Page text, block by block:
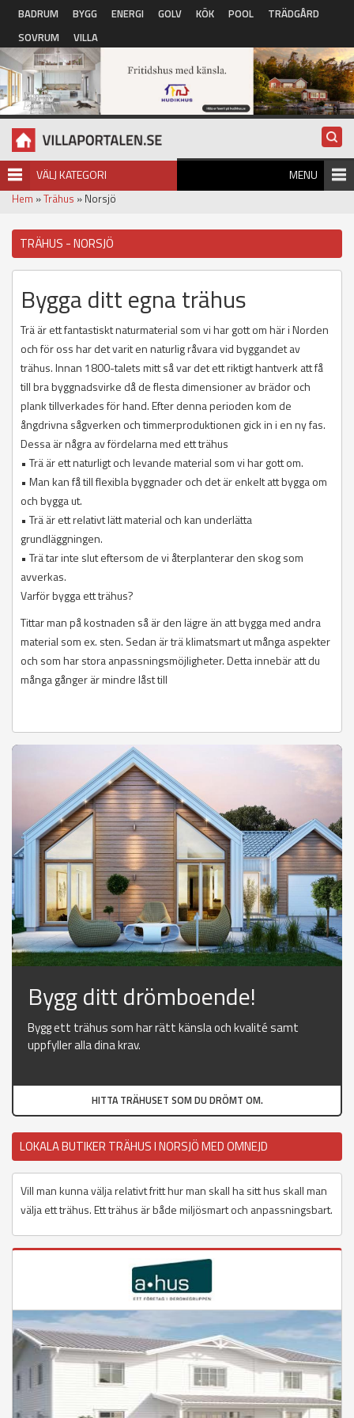
Hoppa till huvudinnehåll
BADRUM BYGG ENERGI GOLV KÖK POOL
TRÄDGÅRD
SOVRUM
VILLA
VÄLJ KATEGORI MENU
Hem »Trähus » Norsjö
TRÄHUS - NORSJÖ
Bygga ditt egna trähus
Trä är ett fantastiskt naturmaterial som vi har gott om här i Norden
och för oss har det varit en naturlig råvara vid byggandet av
trähus. Innan 1800-talets mitt så var det ett riktigt hantverk att få
till bra byggnadsvirke då de flesta dimensioner av brädor och
plank tillverkades för hand. Efter denna perioden kom de
ångdrivna sågverken och timmerproduktionen gick in i en ny fas.
Dessa är några av fördelarna med ett trähus
• Trä är ett naturligt och levande material som vi har gott om.
• Man kan få till flexibla byggnader och det är enkelt att bygga om
och bygga ut.
• Trä är ett relativt lätt material och kan underlätta
grundläggningen.
• Trä tar inte slut eftersom de vi återplanterar den skog som
avverkas.
Varför bygga ett trähus?
Tittar man på kostnaden så är den lägre än att bygga med andra
material som ex. sten. Sedan är trä klimatsmart ut många aspekter
och som har stora anpassningsmöjligheter. Detta innebär att du
många gånger är mindre låst till
Bygg ditt drömboende!
Bygg ett trähus som har rätt känsla och kvalité samt
uppfyller alla dina krav.
HITTA TRÄHUSET SOM DU DRÖMT OM.
LOKALA BUTIKER TRÄHUS I NORSJÖ MED OMNEJD
Vill man kunna välja relativt fritt hur man skall ha sitt hus skall man
välja ett trähus. Ett trähus är både miljösmart och anpassningsbart.